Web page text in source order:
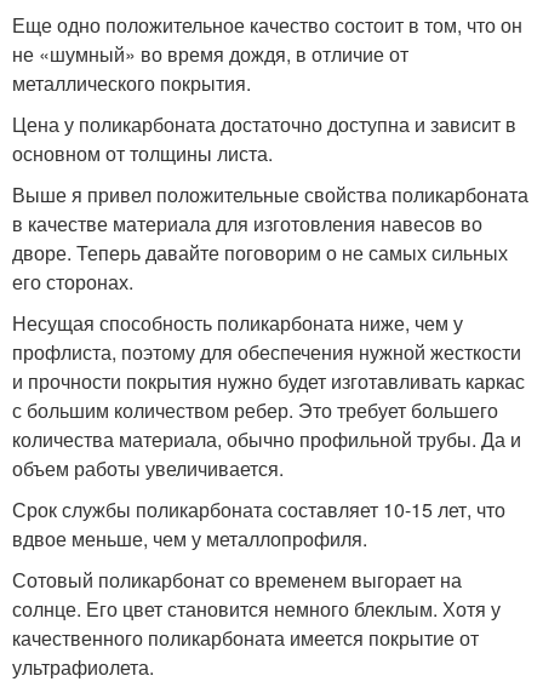
Еще одно положительное качество состоит в том, что он
не «шумный» во время дождя, в отличие от
металлического покрытия.
Цена у поликарбоната достаточно доступна и зависит в
основном от толщины листа.
Выше я привел положительные свойства поликарбоната
в качестве материала для изготовления навесов во
дворе. Теперь давайте поговорим о не самых сильных
его сторонах.
Несущая способность поликарбоната ниже, чем у
профлиста, поэтому для обеспечения нужной жесткости
и прочности покрытия нужно будет изготавливать каркас
с большим количеством ребер. Это требует большего
количества материала, обычно профильной трубы. Да и
объем работы увеличивается.
Срок службы поликарбоната составляет 10-15 лет, что
вдвое меньше, чем у металлопрофиля.
Сотовый поликарбонат со временем выгорает на
солнце. Его цвет становится немного блеклым. Хотя у
качественного поликарбоната имеется покрытие от
ультрафиолета.